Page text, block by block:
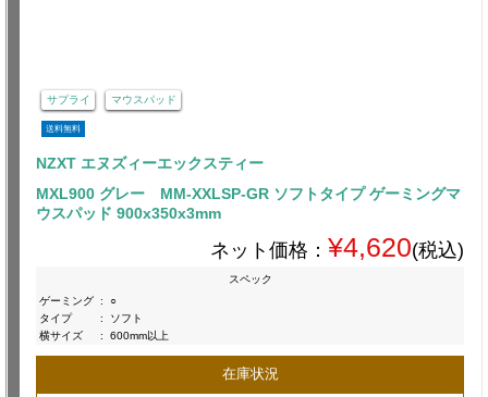
サプライ マウスパッド
送料無料
NZXT エヌズィーエックスティー
MXL900 グレー MM-XXLSP-GR ソフトタイプ ゲーミングマ
ウスパッド 900x350x3mm
ネット価格： ¥4,620(税込)
スペック
ゲーミング :
○
タイプ
:
ソフト
横サイズ
: 600mm以上
在庫状況